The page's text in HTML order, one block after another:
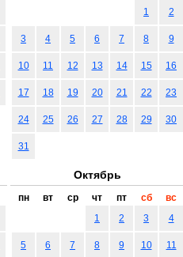
1
2
3 4 5 6 7 8 9
10 11 12 13 14 15 16
17 18 19 20 21 22 23
24 25 26 27 28 29 30
31
Октябрь
пн вт ср чт пт сб
вс
1
2 3 4
5 6 7 8 9 10 11